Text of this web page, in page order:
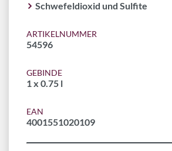
Schwefeldioxid und Sulfite
ARTIKELNUMMER
54596
GEBINDE
1 x 0.75 l
EAN
4001551020109